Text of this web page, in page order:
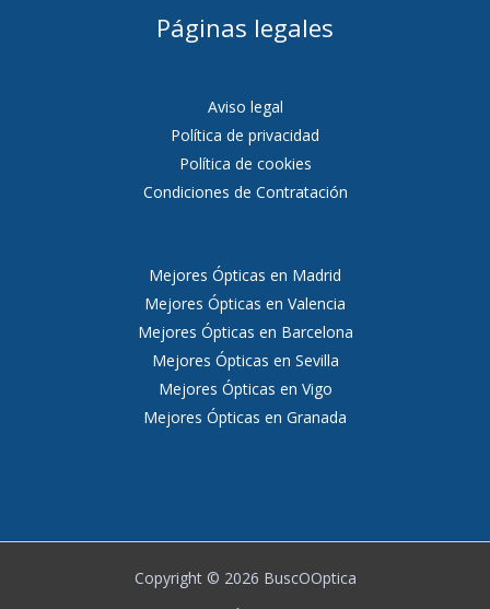
Páginas legales
Aviso legal
Política de privacidad
Política de cookies
Condiciones de Contratación
Mejores Ópticas en Madrid
Mejores Ópticas en Valencia
Mejores Ópticas en Barcelona
Mejores Ópticas en Sevilla
Mejores Ópticas en Vigo
Mejores Ópticas en Granada
Copyright © 2026 BuscOOptica